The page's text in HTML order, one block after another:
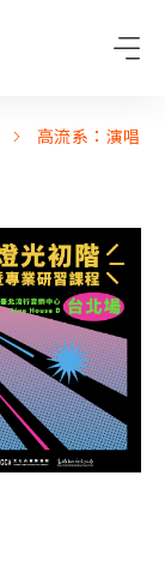
高流系：演唱